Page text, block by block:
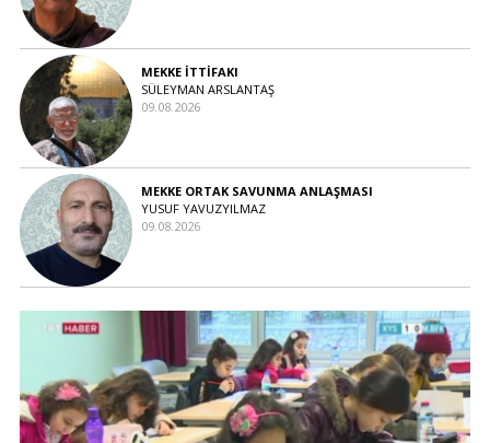
MEKKE İTTİFAKI
SÜLEYMAN ARSLANTAŞ
09.08.2026
MEKKE ORTAK SAVUNMA ANLAŞMASI
YUSUF YAVUZYILMAZ
09.08.2026